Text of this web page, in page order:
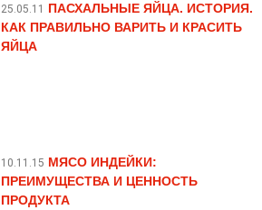
25.05.11 ПАСХАЛЬНЫЕ ЯЙЦА. ИСТОРИЯ.
КАК ПРАВИЛЬНО ВАРИТЬ И КРАСИТЬ
ЯЙЦА
10.11.15 МЯСО ИНДЕЙКИ:
ПРЕИМУЩЕСТВА И ЦЕННОСТЬ
ПРОДУКТА